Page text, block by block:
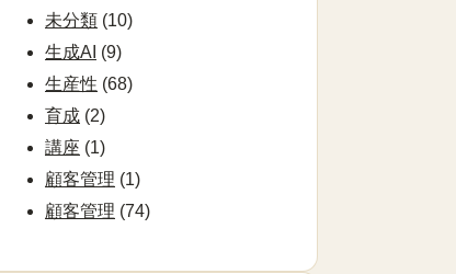
未分類 (10)
生成AI (9)
生産性 (68)
育成 (2)
講座 (1)
顧客管理 (1)
顧客管理 (74)